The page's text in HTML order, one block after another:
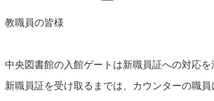
教職員の皆様
中央図書館の入館ゲートは新職員証への対応
新職員証を受け取るまでは、カウンターの職員